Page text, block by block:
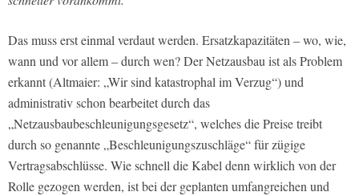
Das muss erst einmal verdaut werden. Ersatzkapazitäten – wo, wie,
wann und vor allem – durch wen? Der Netzausbau ist als Problem
erkannt (Altmaier: „Wir sind katastrophal im Verzug“) und
administrativ schon bearbeitet durch das
„Netzausbaubeschleunigungsgesetz“, welches die Preise treibt
durch so genannte „Beschleunigungszuschläge“ für zügige
Vertragsabschlüsse. Wie schnell die Kabel denn wirklich von der
Rolle gezogen werden, ist bei der geplanten umfangreichen und